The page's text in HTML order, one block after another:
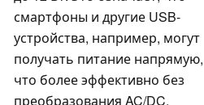
смартфоны и другие USB-
устройства, например, могут
получать питание напрямую,
что более эффективно без
преобразования AC/DC.